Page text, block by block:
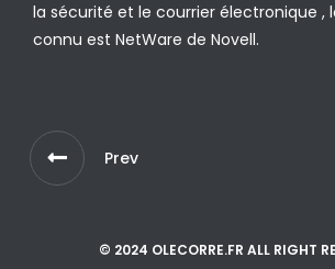
la sécurité et le courrier électronique ,
connu est NetWare de Novell.
Prev
© 2024 OLECORRE.FR ALL RIGHT